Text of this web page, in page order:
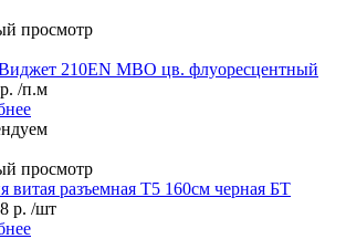
просмотр
210EN МВО цв. флуоресцентный
/п.м
просмотр
витая разъемная Т5 160см черная БТ
р. /шт